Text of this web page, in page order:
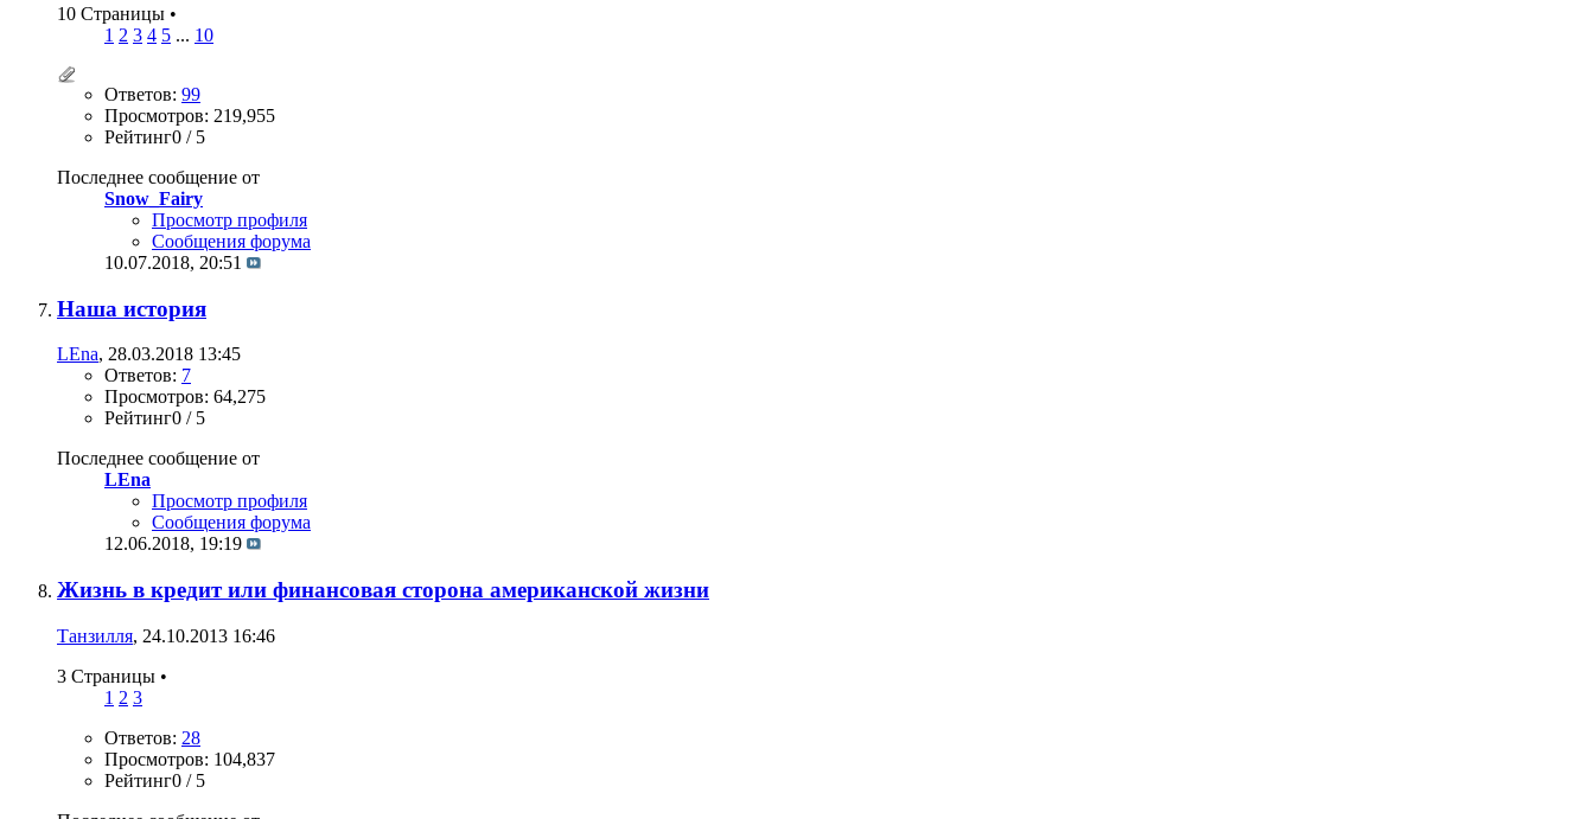
10 Страницы •
1 2 3 4 5 ... 10
Ответов: 99
Просмотров: 219,955
Рейтинг0 / 5
Последнее сообщение от
Snow_Fairy
Просмотр профиля
Сообщения форума
10.07.2018, 20:51
Наша история
LEna, 28.03.2018 13:45
Ответов: 7
Просмотров: 64,275
Рейтинг0 / 5
Последнее сообщение от
LEna
Просмотр профиля
Сообщения форума
12.06.2018, 19:19
Жизнь в кредит или финансовая сторона американской жизни
Танзилля, 24.10.2013 16:46
3 Страницы •
1 2 3
Ответов: 28
Просмотров: 104,837
Рейтинг0 / 5